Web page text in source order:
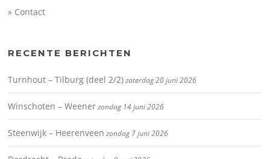
» Contact
RECENTE BERICHTEN
Turnhout – Tilburg (deel 2/2)zaterdag 20 juni 2026
Winschoten – Weenerzondag 14 juni 2026
Steenwijk – Heerenveen zondag 7 juni 2026